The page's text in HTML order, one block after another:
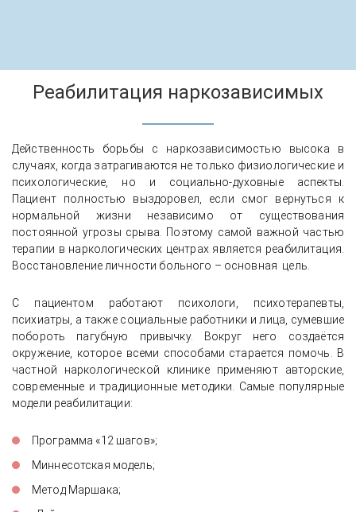
Реабилитация наркозависимых
Действенность борьбы с наркозависимостью высока в
случаях, когда затрагиваются не только физиологические и
психологические, но и социально-духовные аспекты.
Пациент полностью выздоровел, если смог вернуться к
нормальной жизни независимо от существования
постоянной угрозы срыва. Поэтому самой важной частью
терапии в наркологических центрах является реабилитация.
Восстановление личности больного – основная цель.
С пациентом работают психологи, психотерапевты,
психиатры, а также социальные работники и лица, сумевшие
побороть пагубную привычку. Вокруг него создаётся
окружение, которое всеми способами старается помочь. В
частной наркологической клинике применяют авторские,
современные и традиционные методики. Самые популярные
модели реабилитации:
Программа «12 шагов»;
Миннесотская модель;
Метод Маршака;